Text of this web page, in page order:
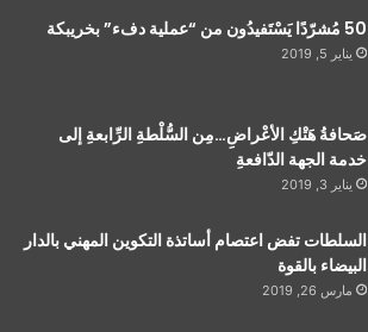
50 مُشرّدًا يَسْتَفيدُون من “عملية دفء” بخريبكة
يناير 5, 2019
صَحافةُ هَتْكِ الأعْراضِ…مِن السُّلْطةِ الرِّابعةِ إلى
خدمة الجهة الدّافعةِ
يناير 3, 2019
السلطات تفض اعتصام أساتذة التكوين المهني بالدار
البيضاء بالقوة
مارس 26, 2019